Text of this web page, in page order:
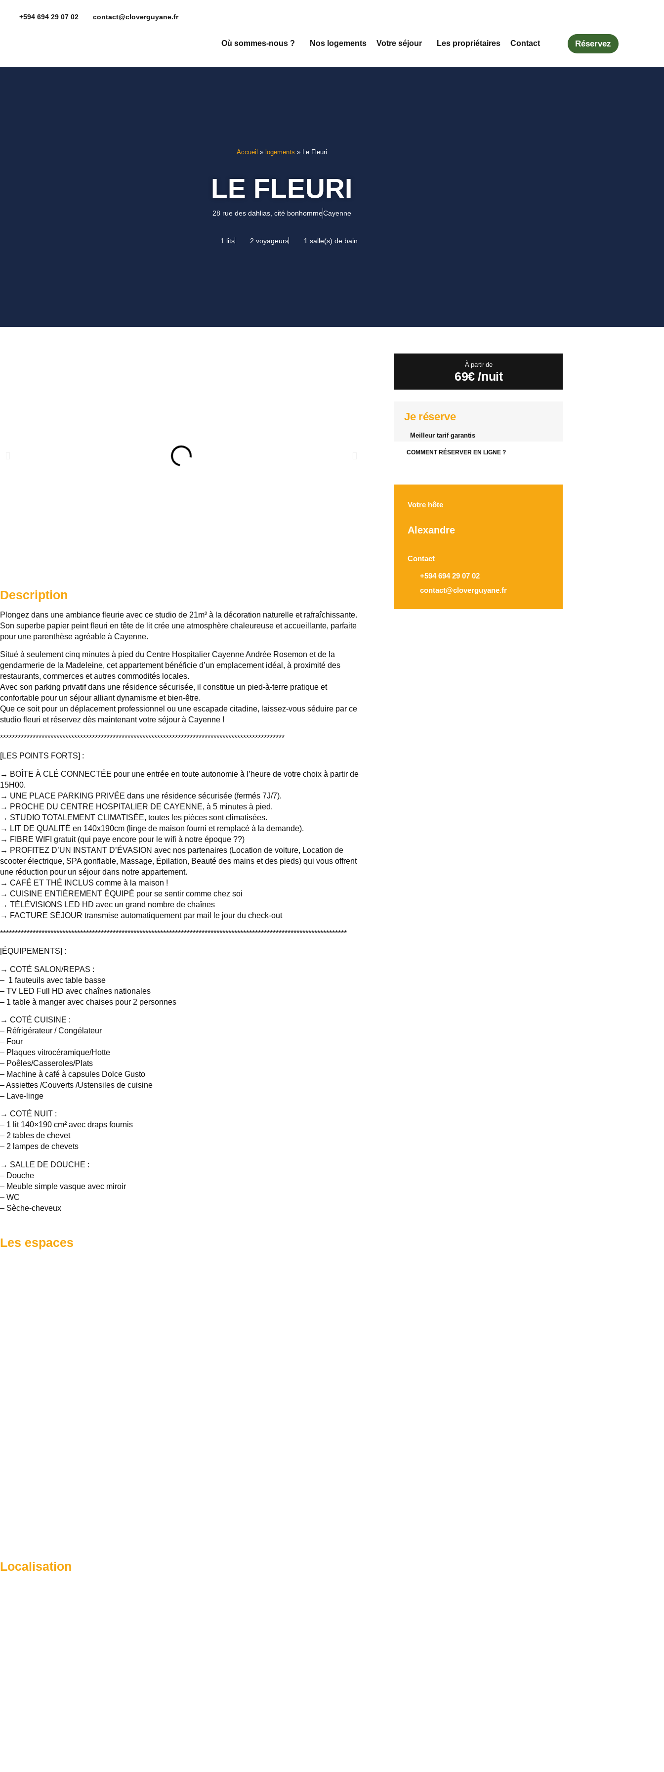
+594 694 29 07 02 contact@cloverguyane.fr
Où sommes-nous ? Nos logements Votre séjour Les propriétaires Contact Réservez
Accueil » logements » Le Fleuri
LE FLEURI
28 rue des dahlias, cité bonhommeCayenne
1 lits 2 voyageurs 1 salle(s) de bain
Description
Plongez dans une ambiance fleurie avec ce studio de 21m² à la décoration naturelle et rafraîchissante.
Son superbe papier peint fleuri en tête de lit crée une atmosphère chaleureuse et accueillante, parfaite
pour une parenthèse agréable à Cayenne.
Situé à seulement cinq minutes à pied du Centre Hospitalier Cayenne Andrée Rosemon et de la
gendarmerie de la Madeleine, cet appartement bénéficie d’un emplacement idéal, à proximité des
restaurants, commerces et autres commodités locales.
Avec son parking privatif dans une résidence sécurisée, il constitue un pied-à-terre pratique et
confortable pour un séjour alliant dynamisme et bien-être.
Que ce soit pour un déplacement professionnel ou une escapade citadine, laissez-vous séduire par ce
studio fleuri et réservez dès maintenant votre séjour à Cayenne !
************************************************************************************************
[LES POINTS FORTS] :
→ BOÎTE À CLÉ CONNECTÉE pour une entrée en toute autonomie à l’heure de votre choix à partir de
15H00.
→ UNE PLACE PARKING PRIVÉE dans une résidence sécurisée (fermés 7J/7).
→ PROCHE DU CENTRE HOSPITALIER DE CAYENNE, à 5 minutes à pied.
→ STUDIO TOTALEMENT CLIMATISÉE, toutes les pièces sont climatisées.
→ LIT DE QUALITÉ en 140x190cm (linge de maison fourni et remplacé à la demande).
→ FIBRE WIFI gratuit (qui paye encore pour le wifi à notre époque ??)
→ PROFITEZ D’UN INSTANT D’ÉVASION avec nos partenaires (Location de voiture, Location de
scooter électrique, SPA gonflable, Massage, Épilation, Beauté des mains et des pieds) qui vous offrent
une réduction pour un séjour dans notre appartement.
→ CAFÉ ET THÉ INCLUS comme à la maison !
→ CUISINE ENTIÈREMENT ÉQUIPÉ pour se sentir comme chez soi
→ TÉLÉVISIONS LED HD avec un grand nombre de chaînes
→ FACTURE SÉJOUR transmise automatiquement par mail le jour du check-out
*********************************************************************************************************************
[ÉQUIPEMENTS] :
→ COTÉ SALON/REPAS :
– 1 fauteuils avec table basse
– TV LED Full HD avec chaînes nationales
– 1 table à manger avec chaises pour 2 personnes
→ COTÉ CUISINE :
– Réfrigérateur / Congélateur
– Four
– Plaques vitrocéramique/Hotte
– Poêles/Casseroles/Plats
– Machine à café à capsules Dolce Gusto
– Assiettes /Couverts /Ustensiles de cuisine
– Lave-linge
→ COTÉ NUIT :
– 1 lit 140×190 cm² avec draps fournis
– 2 tables de chevet
– 2 lampes de chevets
→ SALLE DE DOUCHE :
– Douche
– Meuble simple vasque avec miroir
– WC
– Sèche-cheveux
Les espaces
Localisation
À partir de
69€ /nuit​
Je réserve
Meilleur tarif garantis
COMMENT RÉSERVER EN LIGNE ?
Votre hôte
Alexandre
Contact
+594 694 29 07 02
contact@cloverguyane.fr